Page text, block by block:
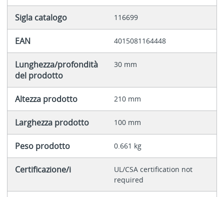
Sigla catalogo 116699
EAN 4015081164448
Lunghezza/profondità
del prodotto
30 mm
Altezza prodotto 210 mm
Larghezza prodotto 100 mm
Peso prodotto 0.661 kg
Certificazione/i
UL/CSA certification not
required